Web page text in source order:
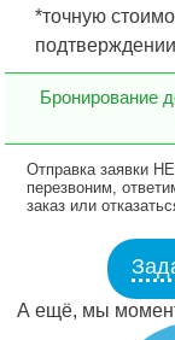
*точную
Бронирование
Отправка заявки
перезвоним,
заказ или
А ещё, мы